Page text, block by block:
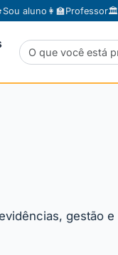
Sou aluno 👩‍🏫Professor🏛️
gestão e